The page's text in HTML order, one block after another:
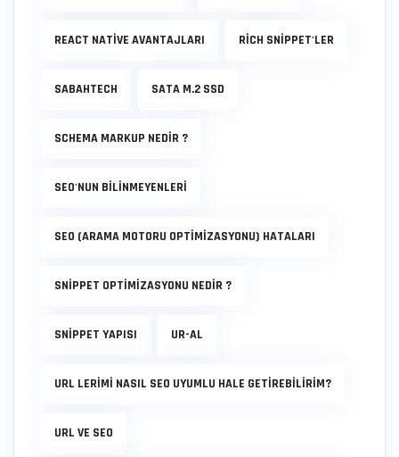
REACT NATIVE AVANTAJLARI RICH SNIPPET'LER
SABAHTECH SATA M.2 SSD
SCHEMA MARKUP NEDIR ?
SEO'NUN BİLİNMEYENLERİ
SEO (ARAMA MOTORU OPTIMIZASYONU) HATALARI
SNIPPET OPTIMIZASYONU NEDIR ?
SNIPPET YAPISI UR-AL
URL LERIMI NASIL SEO UYUMLU HALE GETIREBILIRIM?
URL VE SEO